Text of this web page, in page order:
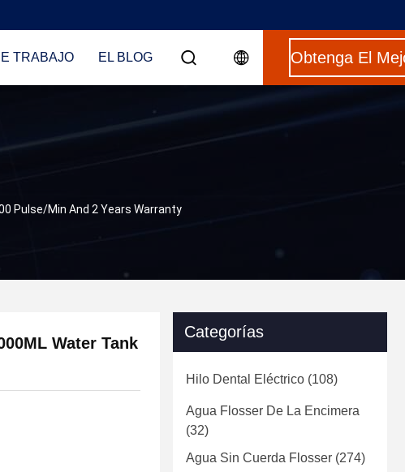
TRABAJO EL BLOG
Pulse/Min And 2 Years Warranty
Water Tank
Categorías
Hilo Dental Eléctrico (108)
Agua Flosser De La Encimera
(32)
Agua Sin Cuerda Flosser (274)